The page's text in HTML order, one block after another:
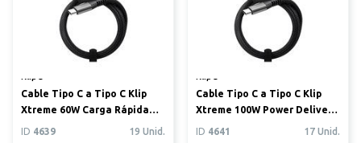
Cable Tipo C a Tipo C Klip
Xtreme 60W Carga Rápida
Trenzado 1.8m
ID 4639 19 Unid.
Cable Tipo C a Tipo C Klip
Xtreme 100W Power Delivery
Trenzado 1.8m
ID 4641 17 Unid.